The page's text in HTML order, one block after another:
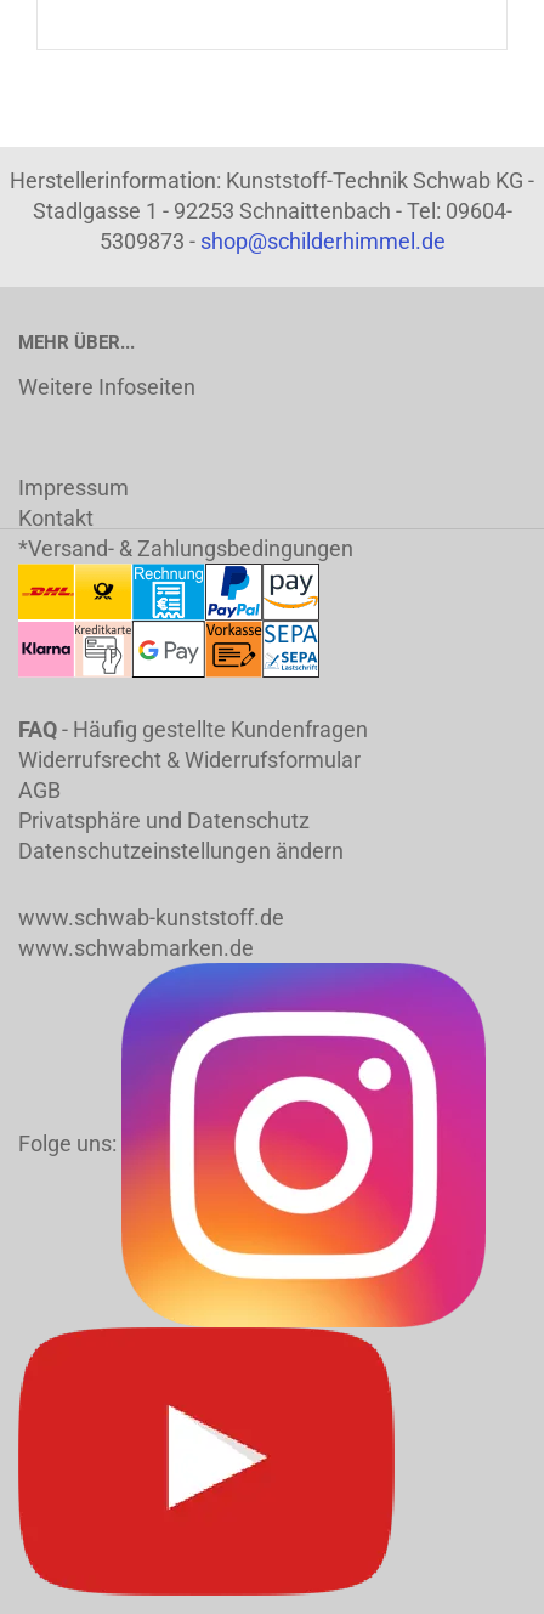
Herstellerinformation: Kunststoff-Technik Schwab KG -
Stadlgasse 1 - 92253 Schnaittenbach - Tel: 09604-
5309873 - shop@schilderhimmel.de
MEHR ÜBER...
Weitere Infoseiten
Impressum
Kontakt
*Versand- & Zahlungsbedingungen
FAQ- Häufig gestellte Kundenfragen
Widerrufsrecht & Widerrufsformular
AGB
Privatsphäre und Datenschutz
Datenschutzeinstellungen ändern
www.schwab-kunststoff.de
www.schwabmarken.de
Folge uns: